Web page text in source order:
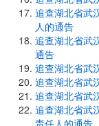
追查湖北省武
人的通告
追查湖北省武
通告
追查湖北省武
追查湖北省武
追查湖北省武
追查湖北省武
责任人的通告